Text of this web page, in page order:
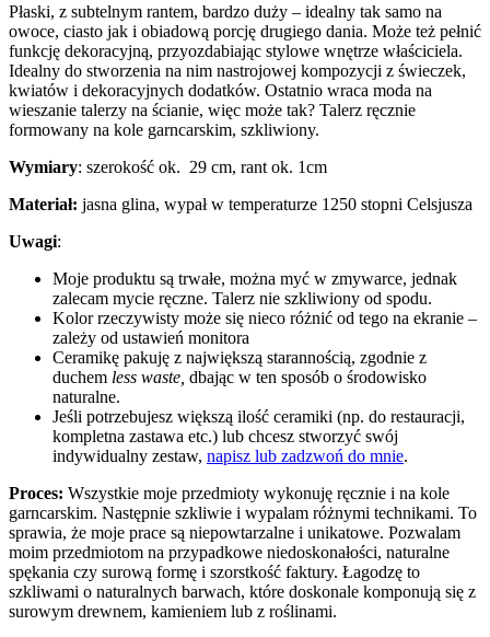
Płaski, z subtelnym rantem, bardzo duży – idealny tak samo na
owoce, ciasto jak i obiadową porcję drugiego dania. Może też pełnić
funkcję dekoracyjną, przyozdabiając stylowe wnętrze właściciela.
Idealny do stworzenia na nim nastrojowej kompozycji z świeczek,
kwiatów i dekoracyjnych dodatków. Ostatnio wraca moda na
wieszanie talerzy na ścianie, więc może tak? Talerz ręcznie
formowany na kole garncarskim, szkliwiony.
Wymiary: szerokość ok. 29 cm, rant ok. 1cm
Materiał: jasna glina, wypał w temperaturze 1250 stopni Celsjusza
Uwagi:
Moje produktu są trwałe, można myć w zmywarce, jednak
zalecam mycie ręczne. Talerz nie szkliwiony od spodu.
Kolor rzeczywisty może się nieco różnić od tego na ekranie –
zależy od ustawień monitora
Ceramikę pakuję z największą starannością, zgodnie z
duchem less waste, dbając w ten sposób o środowisko
naturalne.
Jeśli potrzebujesz większą ilość ceramiki (np. do restauracji,
kompletna zastawa etc.) lub chcesz stworzyć swój
indywidualny zestaw, napisz lub zadzwoń do mnie.
Proces: Wszystkie moje przedmioty wykonuję ręcznie i na kole
garncarskim. Następnie szkliwie i wypalam różnymi technikami. To
sprawia, że moje prace są niepowtarzalne i unikatowe. Pozwalam
moim przedmiotom na przypadkowe niedoskonałości, naturalne
spękania czy surową formę i szorstkość faktury. Łagodzę to
szkliwami o naturalnych barwach, które doskonale komponują się z
surowym drewnem, kamieniem lub z roślinami.